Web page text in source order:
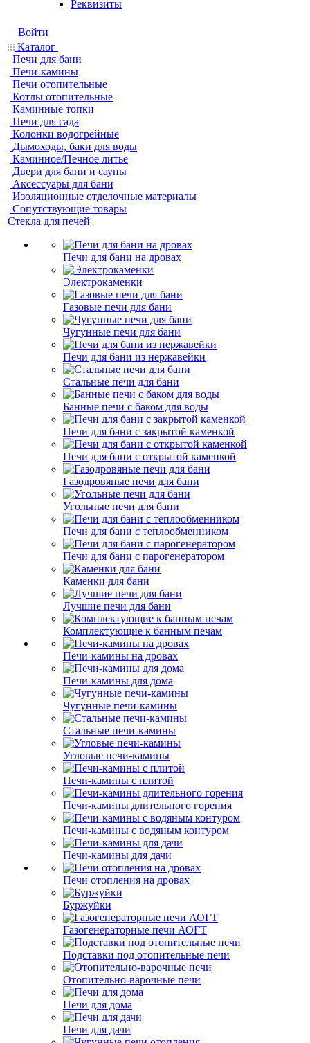
Реквизиты
Войти
Каталог
Печи для бани
Печи-камины
Печи отопительные
Котлы отопительные
Каминные топки
Печи для сада
Колонки водогрейные
Дымоходы, баки для воды
Каминное/Печное литье
Двери для бани и сауны
Аксессуары для бани
Изоляционные отделочные материалы
Сопутствующие товары
Стекла для печей
Печи для бани на дровах
Электрокаменки
Газовые печи для бани
Чугунные печи для бани
Печи для бани из нержавейки
Стальные печи для бани
Банные печи с баком для воды
Печи для бани с закрытой каменкой
Печи для бани с открытой каменкой
Газодровяные печи для бани
Угольные печи для бани
Печи для бани с теплообменником
Печи для бани с парогенератором
Каменки для бани
Лучшие печи для бани
Комплектующие к банным печам
Печи-камины на дровах
Печи-камины для дома
Чугунные печи-камины
Стальные печи-камины
Угловые печи-камины
Печи-камины с плитой
Печи-камины длительного горения
Печи-камины с водяным контуром
Печи-камины для дачи
Печи отопления на дровах
Буржуйки
Газогенераторные печи АОГТ
Подставки под отопительные печи
Отопительно-варочные печи
Печи для дома
Печи для дачи